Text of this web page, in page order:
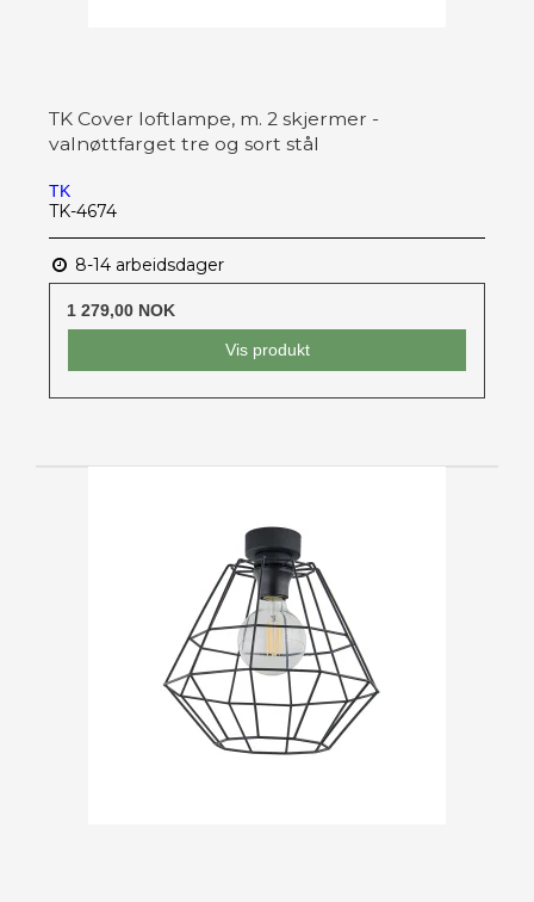
TK Cover loftlampe, m. 2 skjermer -
valnøttfarget tre og sort stål
TK
TK-4674
8-14 arbeidsdager
1 279,00 NOK
Vis produkt